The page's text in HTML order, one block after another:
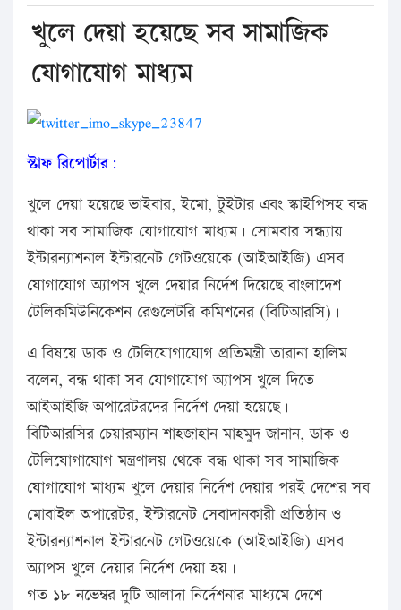
খুলে দেয়া হয়েছে সব সামাজিক
যোগাযোগ মাধ্যম
স্টাফ রিপোর্টার:
খুলে দেয়া হয়েছে ভাইবার, ইমো, টুইটার এবং স্কাইপিসহ বন্ধ
থাকা সব সামাজিক যোগাযোগ মাধ্যম। সোমবার সন্ধ্যায়
ইন্টারন্যাশনাল ইন্টারনেট গেটওয়েকে (আইআইজি) এসব
যোগাযোগ অ্যাপস খুলে দেয়ার নির্দেশ দিয়েছে বাংলাদেশ
টেলিকমিউনিকেশন রেগুলেটরি কমিশনের (বিটিআরসি)।
এ বিষয়ে ডাক ও টেলিযোগাযোগ প্রতিমন্ত্রী তারানা হালিম
বলেন, বন্ধ থাকা সব যোগাযোগ অ্যাপস খুলে দিতে
আইআইজি অপারেটরদের নির্দেশ দেয়া হয়েছে।
বিটিআরসির চেয়ারম্যান শাহজাহান মাহমুদ জানান, ডাক ও
টেলিযোগাযোগ মন্ত্রণালয় থেকে বন্ধ থাকা সব সামাজিক
যোগাযোগ মাধ্যম খুলে দেয়ার নির্দেশ দেয়ার পরই দেশের সব
মোবাইল অপারেটর, ইন্টারনেট সেবাদানকারী প্রতিষ্ঠান ও
ইন্টারন্যাশনাল ইন্টারনেট গেটওয়েকে (আইআইজি) এসব
অ্যাপস খুলে দেয়ার নির্দেশ দেয়া হয়।
গত ১৮ নভেম্বর দুটি আলাদা নির্দেশনার মাধ্যমে দেশে